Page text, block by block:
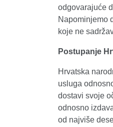
odgovarajuće
Napominjemo
koje ne
Postupanje
Hrvatska
usluga
dostavi svoje
odnosno
od najviše